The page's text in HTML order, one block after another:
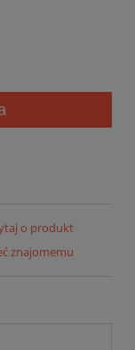
o produkt
znajomemu